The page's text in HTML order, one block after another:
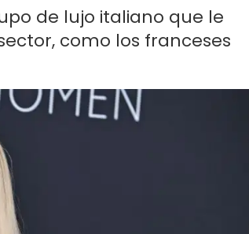
de lujo italiano que le
como los franceses